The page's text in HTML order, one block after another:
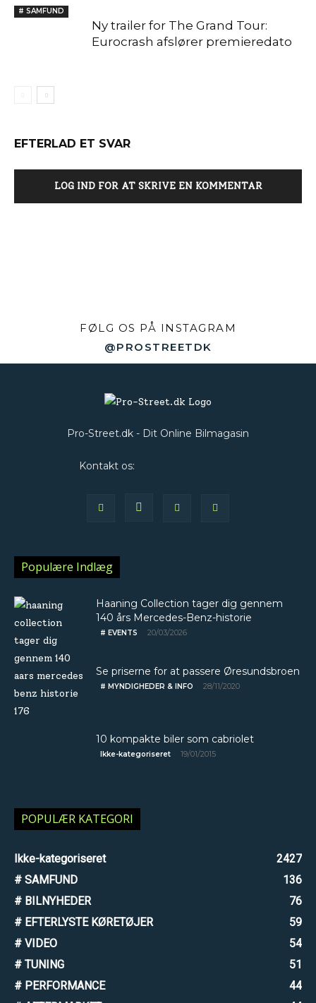
# SAMFUND
Ny trailer for The Grand Tour:
Eurocrash afslører premieredato
EFTERLAD ET SVAR
LOG IND FOR AT SKRIVE EN KOMMENTAR
FØLG OS PÅ INSTAGRAM
@PROSTREETDK
Pro-Street.dk - Dit Online Bilmagasin
Kontakt os:
Populære Indlæg
Haaning Collection tager dig gennem
140 års Mercedes-Benz-historie
# EVENTS 20/03/2026
Se priserne for at passere Øresundsbroen
# MYNDIGHEDER & INFO 28/11/2020
10 kompakte biler som cabriolet
Ikke-kategoriseret 19/01/2015
POPULÆR KATEGORI
Ikke-kategoriseret
2427
# SAMFUND
136
# BILNYHEDER
76
# EFTERLYSTE KØRETØJER
59
# VIDEO
54
# TUNING
51
# PERFORMANCE
44